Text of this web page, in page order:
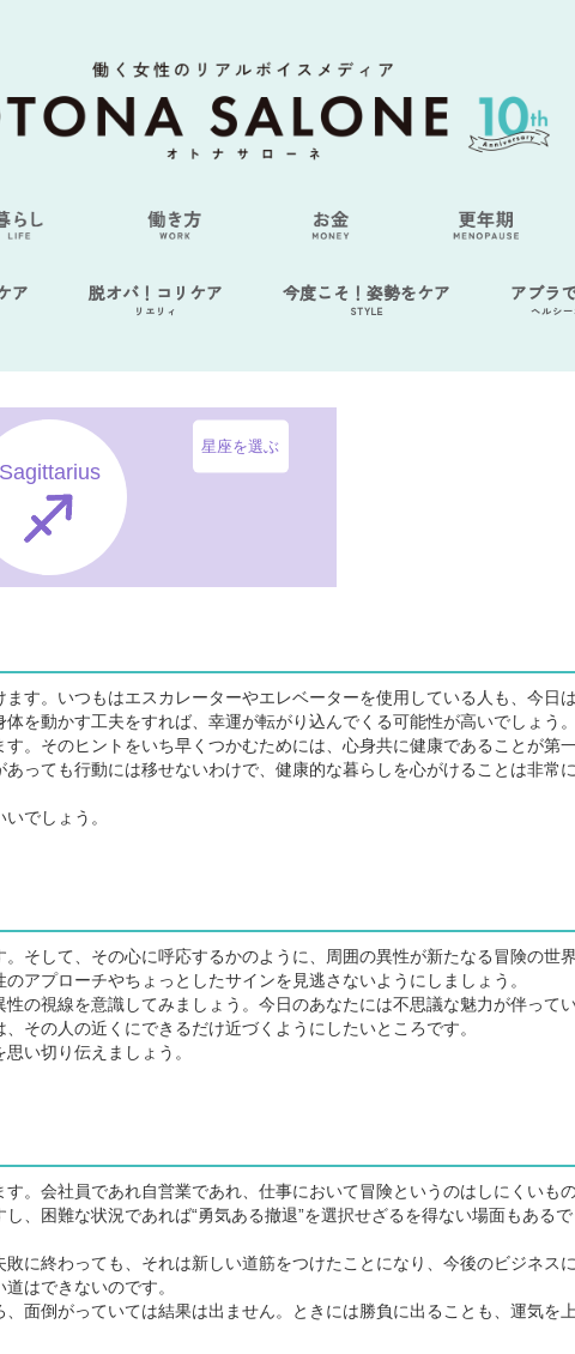
ア 脱オバ！コリケア
リエリィ
今度こそ！姿勢をケア
STYLE
アブラ
ヘルシ
Sagittarius
星座を選ぶ
す。いつもはエスカレーターやエレベーターを使用している人も、今日は
を動かす工夫をすれば、幸運が転がり込んでくる可能性が高いでしょう。
。そのヒントをいち早くつかむためには、心身共に健康であることが第
っても行動には移せないわけで、健康的な暮らしを心がけることは非常に
でしょう。
そして、その心に呼応するかのように、周囲の異性が新たなる冒険の世界
アプローチやちょっとしたサインを見逃さないようにしましょう。
の視線を意識してみましょう。今日のあなたには不思議な魅力が伴って
その人の近くにできるだけ近づくようにしたいところです。
い切り伝えましょう。
。会社員であれ自営業であれ、仕事において冒険というのはしにくいも
、困難な状況であれば“勇気ある撤退”を選択せざるを得ない場面もあるで
に終わっても、それは新しい道筋をつけたことになり、今後のビジネスに
はできないのです。
面倒がっていては結果は出ません。ときには勝負に出ることも、運気を上